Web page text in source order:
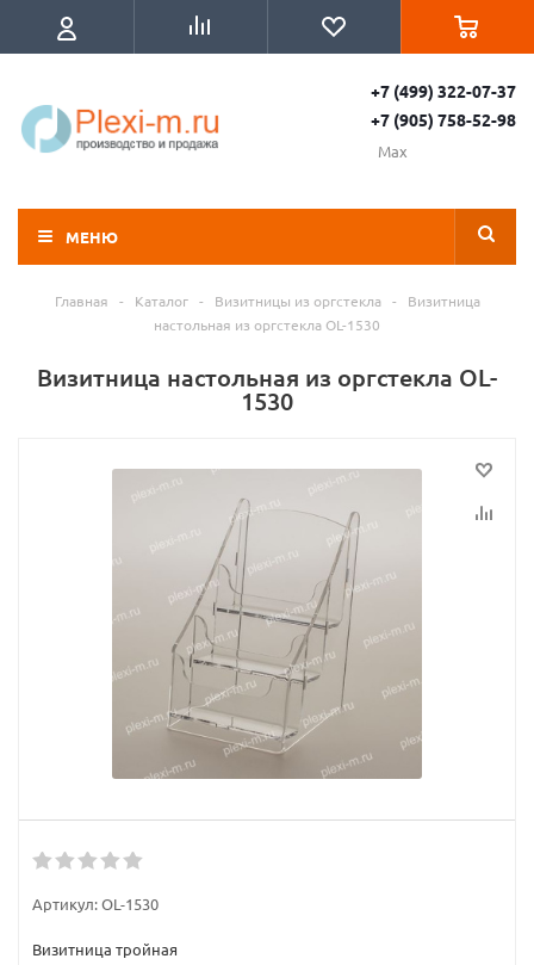
+7 (499) 322-07-37
+7 (905) 758-52-98
Max
МЕНЮ
Главная - Каталог - Визитницы из оргстекла -
Визитница
настольная из оргстекла OL-1530
Визитница настольная из оргстекла OL-
1530
Артикул:OL-1530
Визитница тройная